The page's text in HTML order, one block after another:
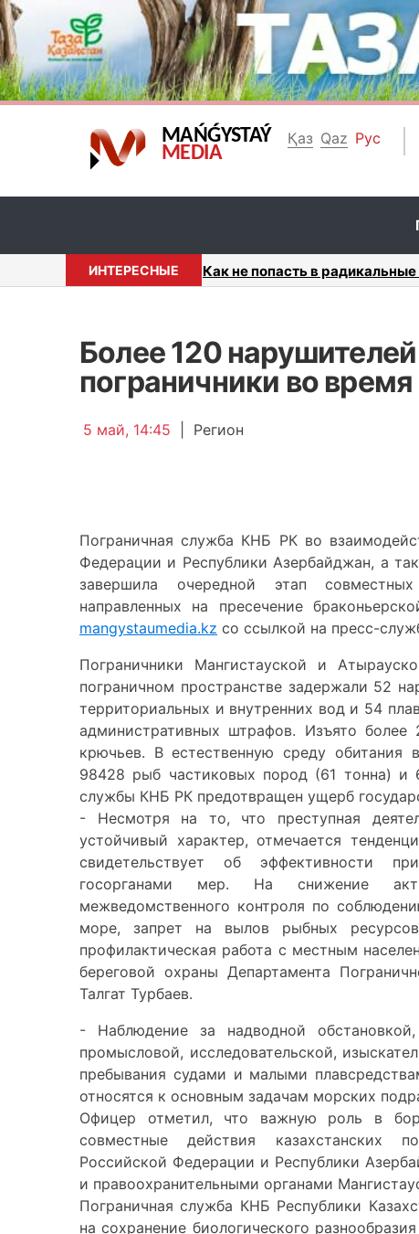
MAŃǴYSTAÝ
MEDIA
Қаз Qaz Рус
ИНТЕРЕСНЫЕ
группы разъяснили ...Беспроводной
Более 120
пограничники во
5 май, 14:45 Регион
Пограничная служба КНБ РК во
Федерации и Республики Азербайджан, а
завершила очередной этап совместных
направленных на пресечение
mangystaumedia.kz со ссылкой на пресс-
Пограничники Мангистауской и
пограничном пространстве задержали 52
территориальных и внутренних вод и 54
административных штрафов. Изъято
крючьев. В естественную среду
98428 рыб частиковых пород (61 тонна) и
службы КНБ РК предотвращен ущерб
- Несмотря на то, что преступная
устойчивый характер, отмечается
свидетельствует об эффективности
госорганами мер. На снижение
межведомственного контроля по
море, запрет на вылов рыбных
профилактическая работа с местным
береговой охраны Департамента
Талгат Турбаев.
- Наблюдение за надводной
промысловой, исследовательской,
пребывания судами и малыми
относятся к основным задачам морских
Офицер отметил, что важную роль в
совместные действия казахстанских
Российской Федерации и Республики
и правоохранительными органами
Пограничная служба КНБ Республики
на сохранение биологического